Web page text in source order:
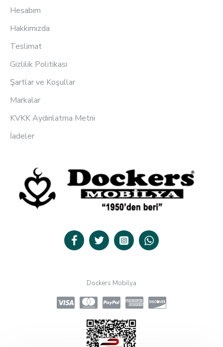
Hesabım
Hakkımızda
Teslimat
Gizlilik Politikası
Şartlar ve Koşullar
Markalar
KVKK Aydınlatma Metni
İadeler
Dockers Mobilya